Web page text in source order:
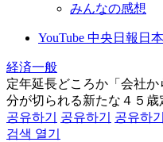
みんなの感想
YouTube 中央日報日
経済一般
定年延長どころか「会社
分が切られる新たな４５歳
공유하기
공유하기
공유하기
검색 열기